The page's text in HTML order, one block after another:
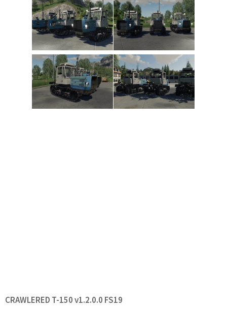
CRAWLERED T-150 v1.2.0.0 FS19